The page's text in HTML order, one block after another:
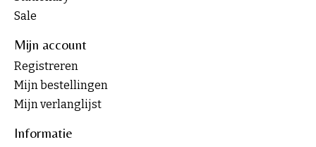
Sale
Mijn account
Registreren
Mijn bestellingen
Mijn verlanglijst
Informatie